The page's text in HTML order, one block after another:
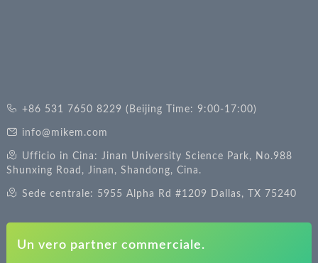
+86 531 7650 8229 (Beijing Time: 9:00-17:00)
info@mikem.com
Ufficio in Cina: Jinan University Science Park, No.988
Shunxing Road, Jinan, Shandong, Cina.
Sede centrale: 5955 Alpha Rd #1209 Dallas, TX 75240
Un vero partner commerciale.